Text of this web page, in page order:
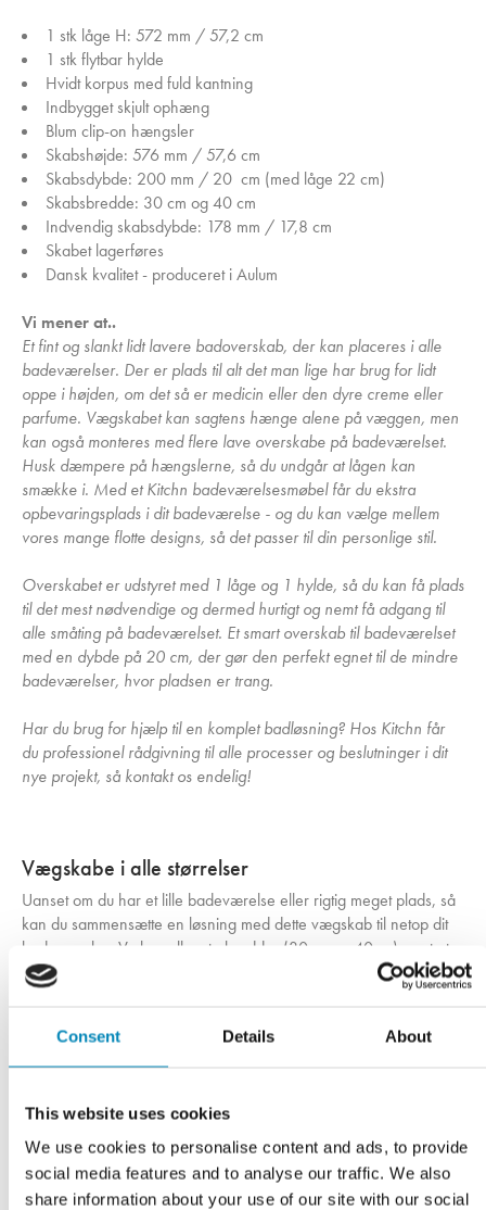
Consent Details About
This website uses cookies
We use cookies to personalise content and ads, to provide
social media features and to analyse our traffic. We also
share information about your use of our site with our social
1 stk låge H: 572 mm / 57,2 cm
1 stk flytbar hylde
Hvidt korpus med fuld kantning
Indbygget skjult ophæng
Blum clip-on hængsler
Skabshøjde: 576 mm / 57,6 cm
Skabsdybde: 200 mm / 20 cm (med låge 22 cm)
Skabsbredde: 30 cm og 40 cm
Indvendig skabsdybde: 178 mm / 17,8 cm
Skabet lagerføres
Dansk kvalitet - produceret i Aulum
Vi mener at..
Et fint og slankt lidt lavere badoverskab, der kan placeres i alle
badeværelser. Der er plads til alt det man lige har brug for lidt
oppe i højden, om det så er medicin eller den dyre creme eller
parfume. Vægskabet kan sagtens hænge alene på væggen, men
kan også monteres med flere lave overskabe på badeværelset.
Husk dæmpere på hængslerne, så du undgår at lågen kan
smække i. Med et Kitchn badeværelsesmøbel får du ekstra
opbevaringsplads i dit badeværelse - og du kan vælge mellem
vores mange flotte designs, så det passer til din personlige stil.
Overskabet er udstyret med 1 låge og 1 hylde, så du kan få plads
til det mest nødvendige og dermed hurtigt og nemt få adgang til
alle småting på badeværelset. Et smart overskab til badeværelset
med en dybde på 20 cm, der gør den perfekt egnet til de mindre
badeværelser, hvor pladsen er trang.
Har du brug for hjælp til en komplet badløsning? Hos Kitchn får
du professionel rådgivning til alle processer og beslutninger i dit
nye projekt, så kontakt os endelig!
Vægskabe i alle størrelser
Uanset om du har et lille badeværelse eller rigtig meget plads, så
kan du sammensætte en løsning med dette vægskab til netop dit
badeværelse. Vælg mellem to bredder (30cm og 40cm) samt et
stort udvalg af låger og sammensæt det antal toiletskabe som du
har brug for til netop din størrelse badeværelse.
kombinerer du fx. med
et par bad-højskabe
, så får du en
indretning i høj kvalitet, med mange muligheder og plads til
en ganske lav pris.
Er du på udkig efter en løsning med flotte badeværelsesskabe
med håndvask til gæstetoilettet eller sommerhuset? Så se vores